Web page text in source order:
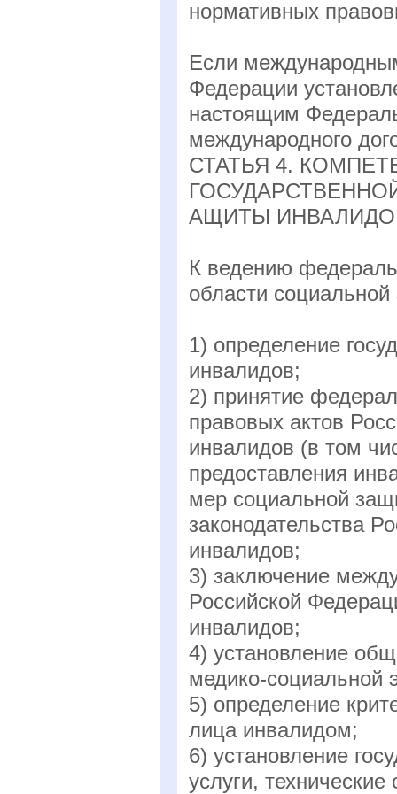
нормативных
Если
Федерации
настоящим
международного
СТАТЬЯ 4.
АЩИТЫ
К ведению
области
1) определение
инвалидов;
2) принятие
правовых актов
инвалидов (в том
предоставления
мер социальной
законодательства
инвалидов;
3) заключение
Российской
инвалидов;
4) установление
медико-социальной
5) определение
лица инвалидом;
6) установление
услуги,